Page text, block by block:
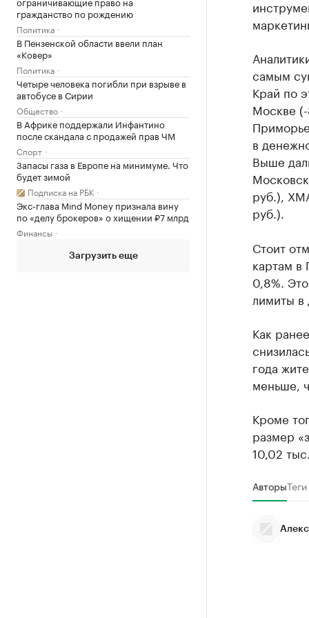
гражданство по рождению
Политика
В Пензенской области ввели план
«Ковер»
Политика
Четыре человека погибли при взрыве в
автобусе в Сирии
Общество
В Африке поддержали Инфантино
после скандала с продажей прав ЧМ
Спорт
Запасы газа в Европе на минимуме. Что
будет зимой
Подписка на РБК
Экс-глава Mind Money признала вину
по «делу брокеров» о хищении ₽7 млрд
Финансы
Загрузить еще
самым
Край по
Москве
в
Выше
руб.),
руб.).
Стоит
картам в
0,8%.
лимиты в
Как
года
меньше,
Кроме
размер
10,02
АвторыТеги